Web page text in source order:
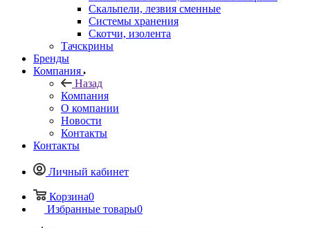
Компания
Назад
Компания
О компании
Новости
Контакты
Контакты
Личный кабинет
Корзина
+7 495 135-39-43